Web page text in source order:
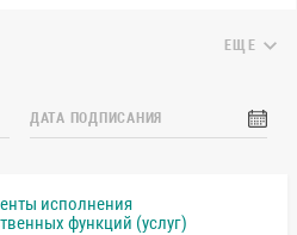
ДАТА ПОДПИСАНИЯ
ЕЩЕ
исполнения
функций (услуг)